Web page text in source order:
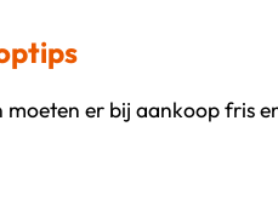
moeten er bij aankoop fris